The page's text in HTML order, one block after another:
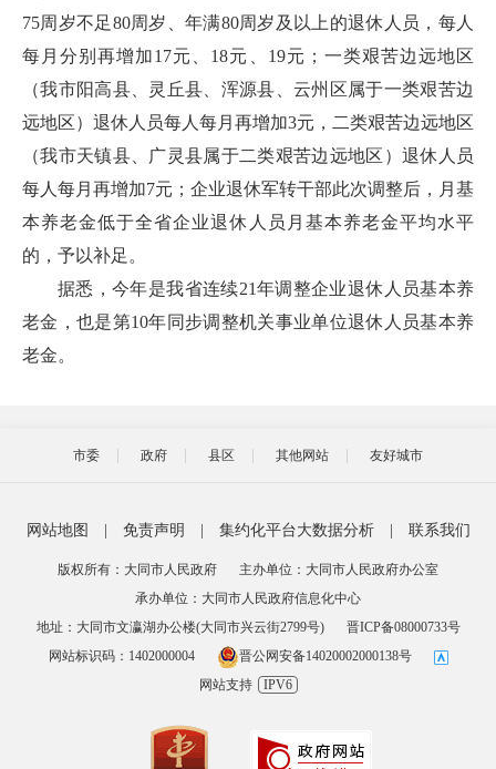
75周岁不足80周岁、年满80周岁及以上的退休人员，每人
每月分别再增加17元、18元、19元；一类艰苦边远地区
（我市阳高县、灵丘县、浑源县、云州区属于一类艰苦边
远地区）退休人员每人每月再增加3元，二类艰苦边远地区
（我市天镇县、广灵县属于二类艰苦边远地区）退休人员
每人每月再增加7元；企业退休军转干部此次调整后，月基
本养老金低于全省企业退休人员月基本养老金平均水平
的，予以补足。
据悉，今年是我省连续21年调整企业退休人员基本养
老金，也是第10年同步调整机关事业单位退休人员基本养
老金。
市委 政府 县区 其他网站 友好城市
网站地图 免责声明 集约化平台大数据分析 联系我们
版权所有：大同市人民政府
主办单位：大同市人民政府办公室
承办单位：大同市人民政府信息化中心
地址：大同市文瀛湖办公楼(大同市兴云街2799号)
晋ICP备08000733号
网站标识码：1402000004
晋公网安备14020002000138号
网站支持
IPV6